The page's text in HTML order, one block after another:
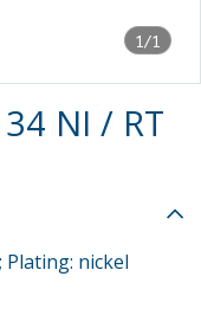
1/1
NI / RT
Plating: nickel